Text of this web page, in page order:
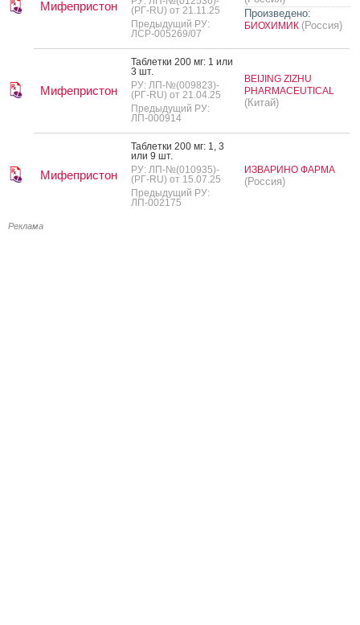
Мифепристон
(РГ-RU) от 21.11.25
Предыдущий РУ:
ЛСР-005269/07
Произведено:
БИОХИМИК (Россия)
Мифепристон
Таб­летки 200 мг: 1 или
3 шт.
РУ: ЛП-№(009823)-
(РГ-RU) от 21.04.25
Предыдущий РУ:
ЛП-000914
BEIJING ZIZHU
PHARMACEUTICAL
(Китай)
Мифепристон
Таб­летки 200 мг: 1, 3
или 9 шт.
РУ: ЛП-№(010935)-
(РГ-RU) от 15.07.25
Предыдущий РУ:
ЛП-002175
ИЗВАРИНО ФАРМА
(Россия)
Реклама